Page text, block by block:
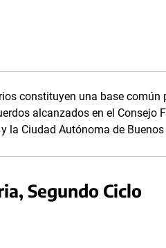
constituyen una base común
alcanzados en el Consejo
la Ciudad Autónoma de Buenos
Segundo Ciclo